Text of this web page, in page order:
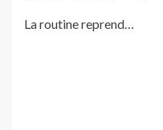
La routine reprend…